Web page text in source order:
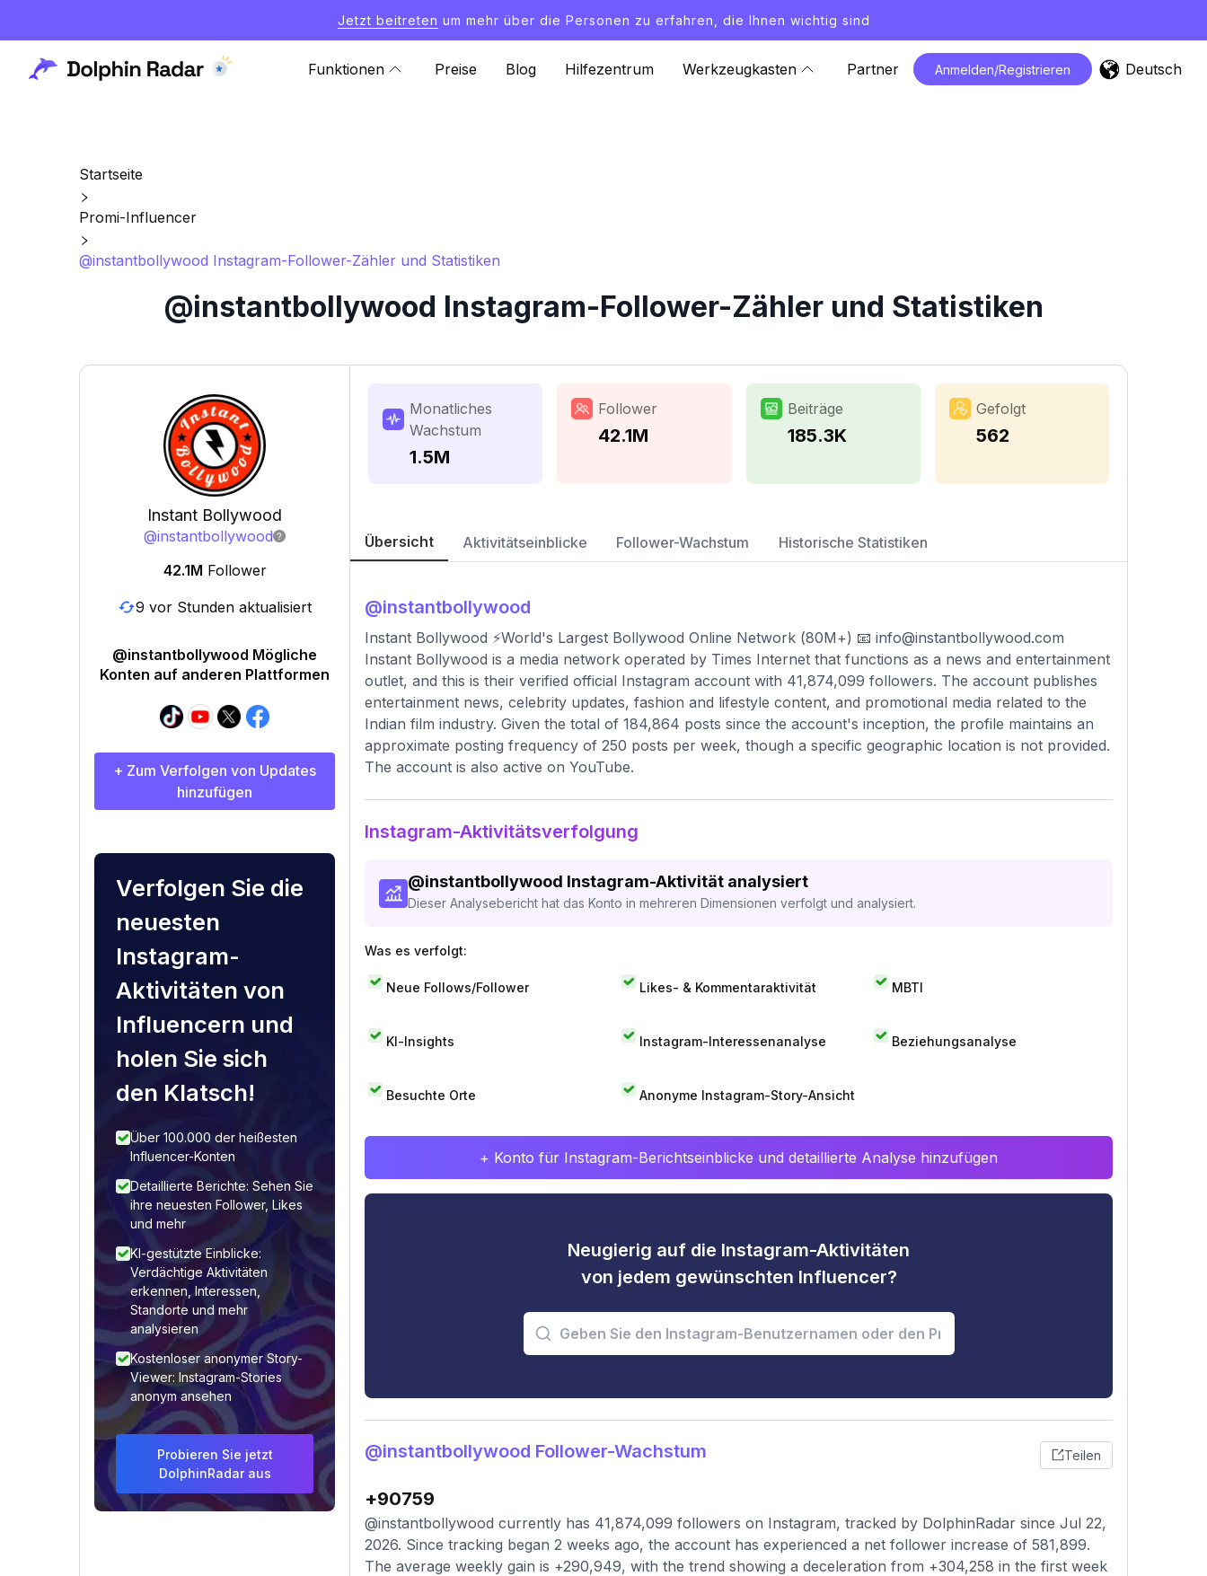
Jetzt beitreten um mehr über die Personen zu erfahren, die Ihnen wichtig sind
Funktionen Preise Blog Hilfezentrum Werkzeugkasten Partner Anmelden/Registrieren Deutsch
Startseite
Promi-Influencer
@instantbollywood Instagram-Follower-Zähler und Statistiken
@instantbollywood Instagram-Follower-Zähler und Statistiken
Instant Bollywood
@instantbollywood
42.1M Follower
9 vor Stunden aktualisiert
@instantbollywood Mögliche
Konten auf anderen Plattformen
+ Zum Verfolgen von Updates
hinzufügen
Verfolgen Sie die
neuesten
Instagram-
Aktivitäten von
Influencern und
holen Sie sich
den Klatsch!
Über 100.000 der heißesten
Influencer-Konten
Detaillierte Berichte: Sehen Sie
ihre neuesten Follower, Likes
und mehr
KI-gestützte Einblicke:
Verdächtige Aktivitäten
erkennen, Interessen,
Standorte und mehr
analysieren
Kostenloser anonymer Story-
Viewer: Instagram-Stories
anonym ansehen
Probieren Sie jetzt
DolphinRadar aus
Monatliches
Wachstum
1.5M
Follower
42.1M
Beiträge
185.3K
Gefolgt
562
Übersicht Aktivitätseinblicke Follower-Wachstum Historische Statistiken
@instantbollywood
Instant Bollywood ⚡️World's Largest Bollywood Online Network (80M+) 📧 info@instantbollywood.com
Instant Bollywood is a media network operated by Times Internet that functions as a news and entertainment
outlet, and this is their verified official Instagram account with 41,874,099 followers. The account publishes
entertainment news, celebrity updates, fashion and lifestyle content, and promotional media related to the
Indian film industry. Given the total of 184,864 posts since the account's inception, the profile maintains an
approximate posting frequency of 250 posts per week, though a specific geographic location is not provided.
The account is also active on YouTube.
Instagram-Aktivitätsverfolgung
@instantbollywood Instagram-Aktivität analysiert
Dieser Analysebericht hat das Konto in mehreren Dimensionen verfolgt und analysiert.
Was es verfolgt:
Neue Follows/Follower Likes- & Kommentaraktivität MBTI
KI-Insights Instagram-Interessenanalyse Beziehungsanalyse
Besuchte Orte Anonyme Instagram-Story-Ansicht
+ Konto für Instagram-Berichtseinblicke und detaillierte Analyse hinzufügen
Neugierig auf die Instagram-Aktivitäten
von jedem gewünschten Influencer?
@instantbollywood Follower-Wachstum Teilen
+90759
@instantbollywood currently has 41,874,099 followers on Instagram, tracked by DolphinRadar since Jul 22,
2026. Since tracking began 2 weeks ago, the account has experienced a net follower increase of 581,899.
The average weekly gain is +290,949, with the trend showing a deceleration from +304,258 in the first week